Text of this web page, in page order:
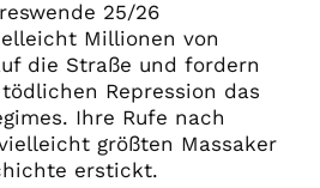
25/26
Millionen von
die Straße und fordern
Repression das
Ihre Rufe nach
größten Massaker
erstickt.